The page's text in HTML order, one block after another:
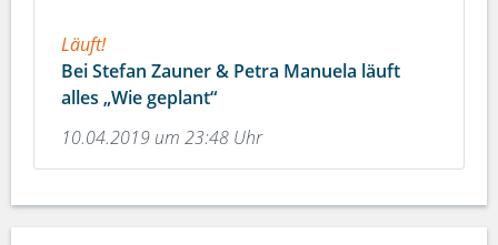
Läuft!
Bei Stefan Zauner & Petra Manuela läuft
alles „Wie geplant“
10.04.2019 um 23:48 Uhr